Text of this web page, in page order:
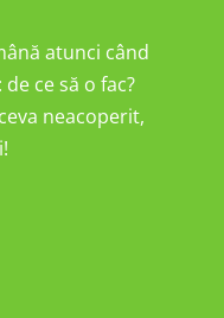
atunci când
ce să o fac?
neacoperit,